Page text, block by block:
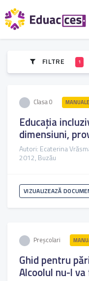
FILTRE 1
Clasa 0 MANUALE
Educația
dimensiuni,
Autori: Ecaterina
2012, Buzău
VIZUALIZEAZĂ
Preșcolari
Ghid pentru
Alcoolul nu-l